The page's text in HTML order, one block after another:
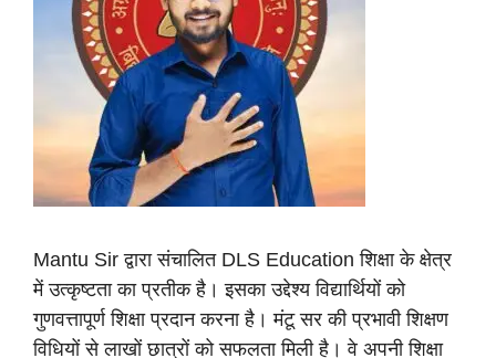
Mantu Sir द्वारा संचालित DLS Education शिक्षा के क्षेत्र
में उत्कृष्टता का प्रतीक है। इसका उद्देश्य विद्यार्थियों को
गुणवत्तापूर्ण शिक्षा प्रदान करना है। मंटू सर की प्रभावी शिक्षण
विधियों से लाखों छात्रों को सफलता मिली है। वे अपनी शिक्षा